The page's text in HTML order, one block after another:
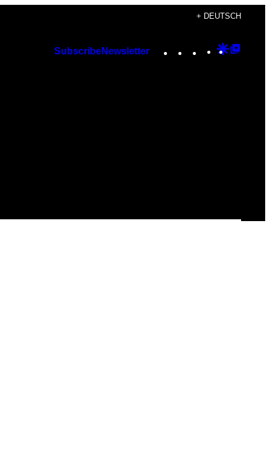
+ DEUTSCH
SubscribeNewsletter Instagram
TikTok
YouTube
Google